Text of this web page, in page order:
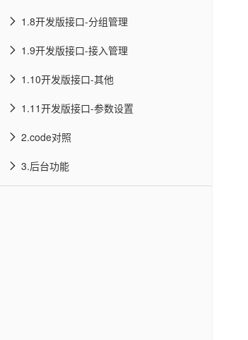
1.8开发版接口-分组管理
1.9开发版接口-接入管理
1.10开发版接口-其他
1.11开发版接口-参数设置
2.code对照
3.后台功能